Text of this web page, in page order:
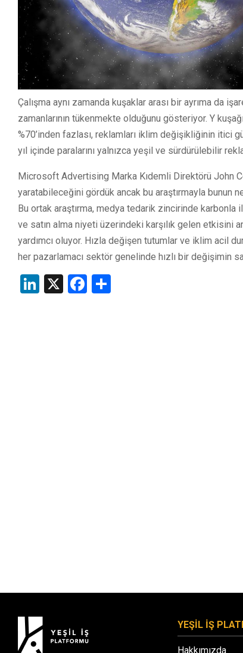
Çalışma aynı zamanda kuşaklar arası bir ayrıma da
zamanlarının tükenmekte olduğunu gösteriyor. Y
%70’inden fazlası, reklamları iklim değişikliğinin itici
yıl içinde paralarını yalnızca yeşil ve sürdürülebilir
Microsoft Advertising Marka Kıdemli Direktörü John
yaratabileceğini gördük ancak bu araştırmayla bunun
Bu ortak araştırma, medya tedarik zincirinde karbonla
ve satın alma niyeti üzerindeki karşılık gelen
yardımcı oluyor. Hızla değişen tutumlar ve iklim acil
her pazarlamacı sektör genelinde hızlı bir değişimin
LinkedIn
X Facebook
YEŞİL İŞ
Hakkımızda